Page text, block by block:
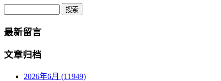
Search
最新留言
文章归档
2026年6月 (11949)